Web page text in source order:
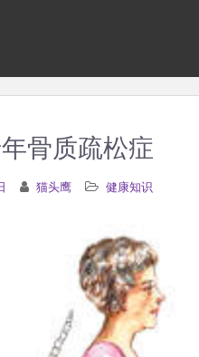
骨质疏松症
猫头鹰 健康知识